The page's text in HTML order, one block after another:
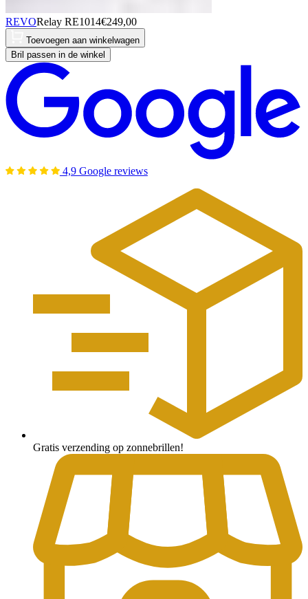
REVORelay RE1014€249,00
Toevoegen aan winkelwagen
Bril passen in de winkel
4,9 Google reviews
Gratis verzending op zonnebrillen!